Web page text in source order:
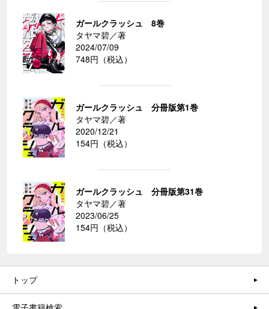
ガールクラッシュ 8巻
タヤマ碧／著
2024/07/09
748円（税込）
ガールクラッシュ 分冊版第1巻
タヤマ碧／著
2020/12/21
154円（税込）
ガールクラッシュ 分冊版第31巻
タヤマ碧／著
2023/06/25
154円（税込）
トップ